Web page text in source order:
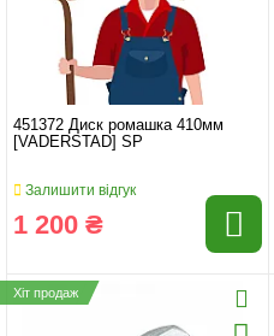
451372 Диск ромашка 410мм
[VADERSTAD] SP
Залишити відгук
1 200 ₴
Хіт продаж